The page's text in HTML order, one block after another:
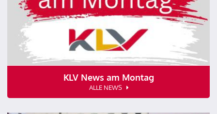
KLV News am Montag
ALLE NEWS